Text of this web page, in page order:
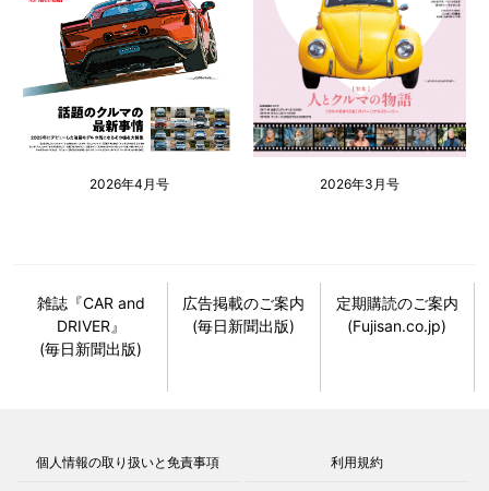
2026年4月号 2026年3月号
雑誌『CAR and
DRIVER』
(毎日新聞出版)
広告掲載のご案内
(毎日新聞出版)
定期購読のご案内
(Fujisan.co.jp)
個人情報の取り扱いと免責事項 利用規約